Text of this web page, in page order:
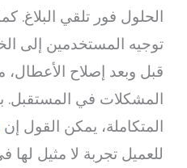
الحلول فور تلقي البلاغ.
توجيه المستخدمين إلى
قبل وبعد إصلاح
المشكلات في
المتكاملة، يمكن القول إن
للعميل تجربة لا مثيل لها